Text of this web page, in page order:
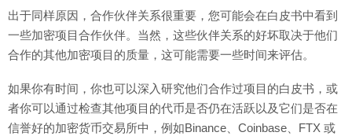
出于同样原因，合作伙伴关系很重要，您可能会在白皮书中看到
一些加密项目合作伙伴。当然，这些伙伴关系的好坏取决于他们
合作的其他加密项目的质量，这可能需要一些时间来评估。
如果你有时间，你也可以深入研究他们合作过项目的白皮书，或
者你可以通过检查其他项目的代币是否仍在活跃以及它们是否在
信誉好的加密货币交易所中，例如Binance、Coinbase、FTX 或